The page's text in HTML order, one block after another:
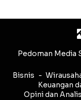
Pedoman Media
Bisnis
Keuangan
Opini dan